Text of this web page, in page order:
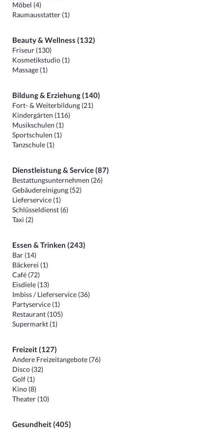
Möbel (4)
Raumausstatter (1)
Beauty & Wellness (132)
Friseur (130)
Kosmetikstudio (1)
Massage (1)
Bildung & Erziehung (140)
Fort- & Weiterbildung (21)
Kindergärten (116)
Musikschulen (1)
Sportschulen (1)
Tanzschule (1)
Dienstleistung & Service (87)
Bestattungsunternehmen (26)
Gebäudereinigung (52)
Lieferservice (1)
Schlüsseldienst (6)
Taxi (2)
Essen & Trinken (243)
Bar (14)
Bäckerei (1)
Café (72)
Eisdiele (13)
Imbiss / Lieferservice (36)
Partyservice (1)
Restaurant (105)
Supermarkt (1)
Freizeit (127)
Andere Freizeitangebote (76)
Disco (32)
Golf (1)
Kino (8)
Theater (10)
Gesundheit (405)